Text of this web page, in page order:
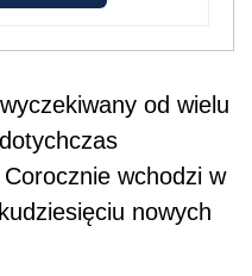
od wielu
wchodzi w
nowych